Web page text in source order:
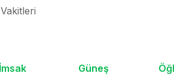
İmsak Güneş